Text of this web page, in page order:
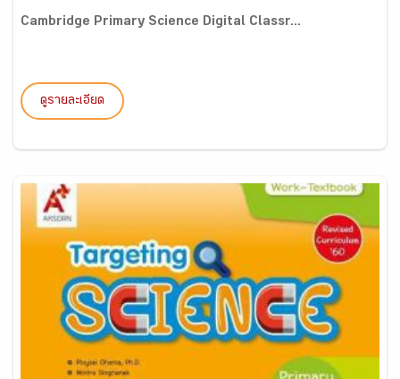
Cambridge Primary Science Digital Classr...
ดูรายละเอียด